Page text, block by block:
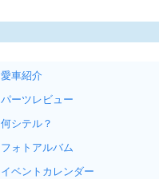
愛車紹介
パーツレビュー
何シテル？
フォトアルバム
イベントカレンダー